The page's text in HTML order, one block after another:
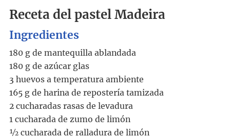
Receta del pastel Madeira
Ingredientes
180 g de mantequilla ablandada
180 g de azúcar glas
3 huevos a temperatura ambiente
165 g de harina de repostería tamizada
2 cucharadas rasas de levadura
1 cucharada de zumo de limón
½ cucharada de ralladura de limón